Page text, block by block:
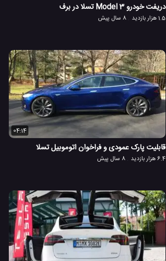
دریفت خودرو Model 3 تسلا در برف
1.5 هزار بازدید 8 سال پیش
04:14
قابلیت پارک عمودی و فراخوان اتوموبیل تسلا
6.4 هزار بازدید 8 سال پیش